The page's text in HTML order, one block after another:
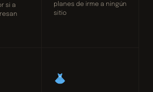
si a
planes de irme a ningún
sitio